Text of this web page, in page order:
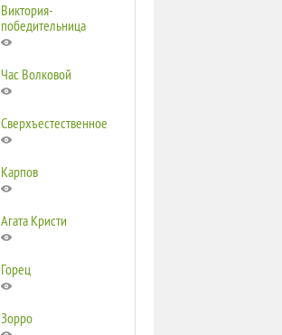
Виктория-
победительница
Час Волковой
Сверхъестественное
Карпов
Агата Кристи
Горец
Зорро